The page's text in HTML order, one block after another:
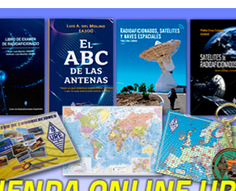
TIENDA ONLINE URE
Publicaciones, mapas, polos, camisetas,
gorras, tazas, forros polares y mucho más...
IR A LA TIENDA DE URE